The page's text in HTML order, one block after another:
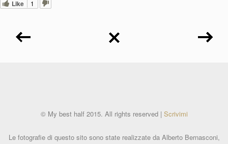
Like 1
© My best half 2015. All rights reserved | Scrivimi
Le fotografie di questo sito sono state realizzate da Alberto Bernasconi,